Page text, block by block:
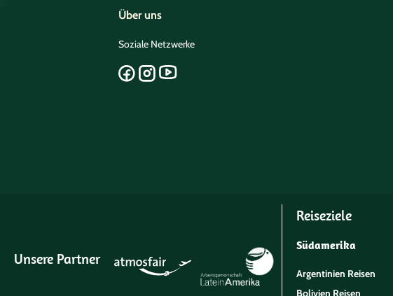
Über uns
Soziale Netzwerke
Unsere Partner
Reiseziele
Südamerika
Argentinien Reisen
Bolivien Reisen